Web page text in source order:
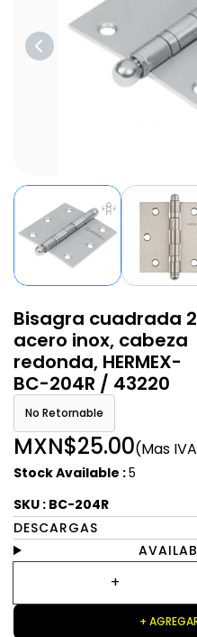
Bisagra cuadrada
acero inox, cabeza
redonda, HERMEX-
BC-204R / 43220
No Retornable
MXN$25.00(Mas
Stock Available :5
SKU : BC-204R
DESCARGAS
+